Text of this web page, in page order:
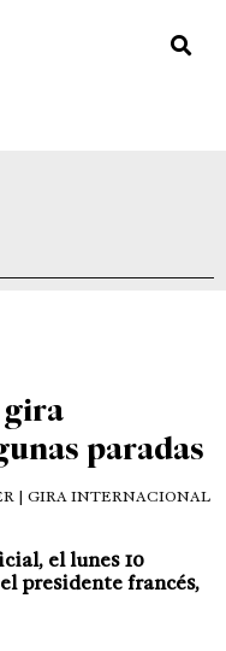
paradas
| GIRA INTERNACIONAL
el lunes 10
presidente francés,